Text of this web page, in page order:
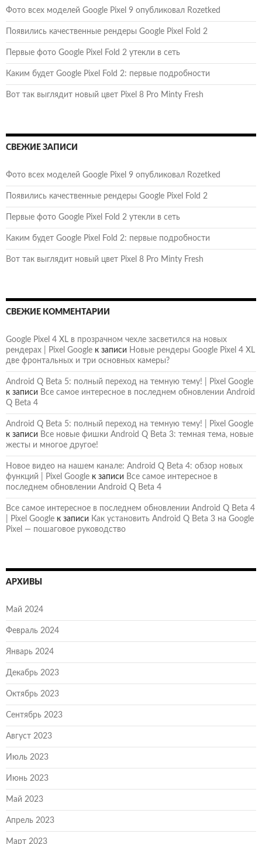
Фото всех моделей Google Pixel 9 опубликовал Rozetked
Появились качественные рендеры Google Pixel Fold 2
Первые фото Google Pixel Fold 2 утекли в сеть
Каким будет Google Pixel Fold 2: первые подробности
Вот так выглядит новый цвет Pixel 8 Pro Minty Fresh
СВЕЖИЕ ЗАПИСИ
Фото всех моделей Google Pixel 9 опубликовал Rozetked
Появились качественные рендеры Google Pixel Fold 2
Первые фото Google Pixel Fold 2 утекли в сеть
Каким будет Google Pixel Fold 2: первые подробности
Вот так выглядит новый цвет Pixel 8 Pro Minty Fresh
СВЕЖИЕ КОММЕНТАРИИ
Google Pixel 4 XL в прозрачном чехле засветился на новых
рендерах | Pixel Google к записи Новые рендеры Google Pixel 4 XL
две фронтальных и три основных камеры?
Android Q Beta 5: полный переход на темную тему! | Pixel Google
к записи Все самое интересное в последнем обновлении Android
Q Beta 4
Android Q Beta 5: полный переход на темную тему! | Pixel Google
к записи Все новые фишки Android Q Beta 3: темная тема, новые
жесты и многое другое!
Новое видео на нашем канале: Android Q Beta 4: обзор новых
функций | Pixel Google к записи Все самое интересное в
последнем обновлении Android Q Beta 4
Все самое интересное в последнем обновлении Android Q Beta 4
| Pixel Google к записи Как установить Android Q Beta 3 на Google
Pixel — пошаговое руководство
АРХИВЫ
Май 2024
Февраль 2024
Январь 2024
Декабрь 2023
Октябрь 2023
Сентябрь 2023
Август 2023
Июль 2023
Июнь 2023
Май 2023
Апрель 2023
Март 2023